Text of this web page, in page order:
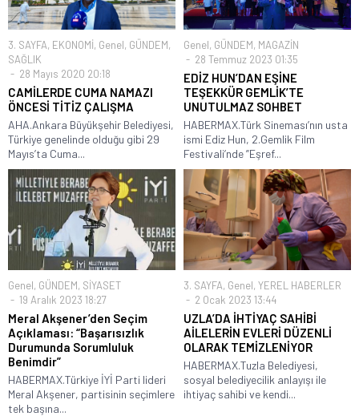
3. SAYFA, EKONOMİ, Genel, GÜNDEM,
SAĞLIK
28 Mayıs 2020 20:18
CAMİLERDE CUMA NAMAZI
ÖNCESİ TİTİZ ÇALIŞMA
AHA.Ankara Büyükşehir Belediyesi,
Türkiye genelinde olduğu gibi 29
Mayıs’ta Cuma...
Genel, GÜNDEM, MAGAZİN
28 Temmuz 2023 01:35
EDİZ HUN’DAN EŞİNE
TEŞEKKÜR GEMLİK’TE
UNUTULMAZ SOHBET
HABERMAX.Türk Sineması’nın usta
ismi Ediz Hun, 2.Gemlik Film
Festivali’nde ”Eşref...
Genel, GÜNDEM, SİYASET
19 Aralık 2023 18:27
Meral Akşener’den Seçim
Açıklaması: “Başarısızlık
Durumunda Sorumluluk
Benimdir”
HABERMAX.Türkiye İYİ Parti lideri
Meral Akşener, partisinin seçimlere
tek başına...
3. SAYFA, Genel, YEREL HABERLER
2 Ocak 2023 13:44
UZLA’DA İHTİYAÇ SAHİBİ
AİLELERİN EVLERİ DÜZENLİ
OLARAK TEMİZLENİYOR
HABERMAX.Tuzla Belediyesi,
sosyal belediyecilik anlayışı ile
ihtiyaç sahibi ve kendi...